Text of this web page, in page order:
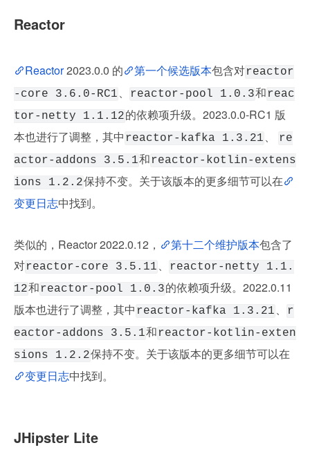
Reactor
Reactor 2023.0.0 的 第一个候选版本包含对reactor
-core 3.6.0-RC1 、 reactor-pool 1.0.3和 reac
tor-netty 1.1.12的依赖项升级。2023.0.0-RC1 版
本也进行了调整，其中 reactor-kafka 1.3.21 、
re
actor-addons 3.5.1和 reactor-kotlin-extens
ions 1.2.2保持不变。关于该版本的更多细节可以在
变更日志中找到。
类似的，Reactor 2022.0.12， 第十二个维护版本包含了
对reactor-core 3.5.11 、
reactor-netty 1.1.
12和 reactor-pool 1.0.3的依赖项升级。2022.0.11
版本也进行了调整，其中 reactor-kafka 1.3.21 、
r
eactor-addons 3.5.1和 reactor-kotlin-exten
sions 1.2.2保持不变。关于该版本的更多细节可以在
变更日志中找到。
JHipster Lite